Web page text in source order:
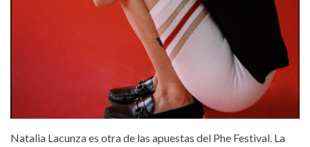
Natalia Lacunza es otra de las apuestas del Phe Festival. La